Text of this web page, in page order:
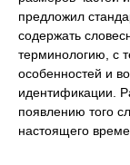
предложил
содержать
терминологию, с
особенностей и
идентификации.
появлению того
настоящего